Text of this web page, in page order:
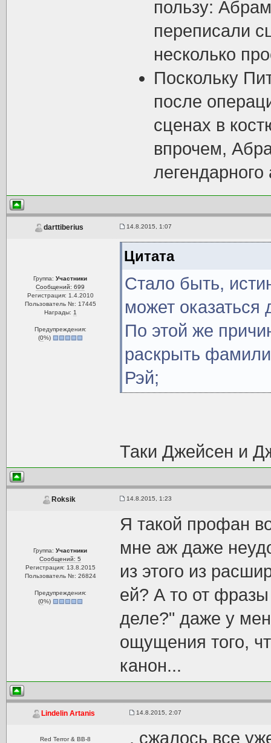
пользу:
переписали
несколько
Поскольку
после
сценах в
впрочем,
darttiberius 14.8.2015, 1:07
Группа:Участники
Сообщений: 699
Регистрация: 1.4.2010
Пользователь №: 17445
Награды: 1
Предупреждения:
(0%)
Цитата
Стало быть,
может
По этой же
раскрыть
Рэй;
Таки Джейсен и
Roksik 14.8.2015, 1:23
Группа:Участники
Сообщений: 5
Регистрация: 13.8.2015
Пользователь №: 26824
Предупреждения:
(0%)
Я такой профан
мне аж даже
из этого из
ей? А то от
деле?" даже у
ощущения того,
канон...
Lindelin Artanis 14.8.2015, 2:07
Red Terror & BB-8 , сжалось все